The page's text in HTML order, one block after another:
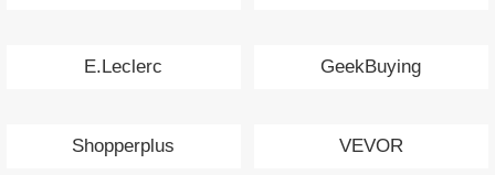
E.Leclerc GeekBuying
Shopperplus VEVOR